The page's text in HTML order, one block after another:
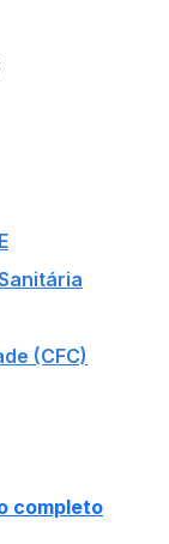
(CFC)
completo